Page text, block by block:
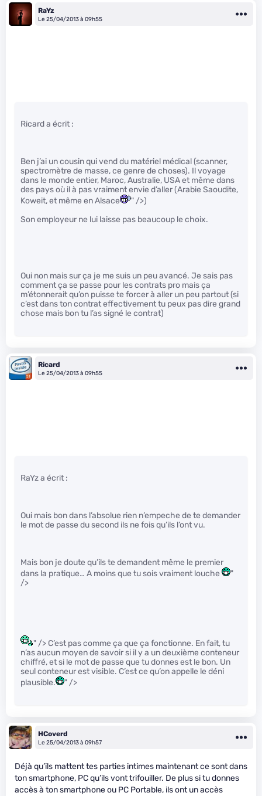
RaYz
Le 25/04/2013 à 09h55
Ricard a écrit :
Ben j’ai un cousin qui vend du matériel médical (scanner,
spectromètre de masse, ce genre de choses). Il voyage
dans le monde entier, Maroc, Australie, USA et même dans
des pays où il à pas vraiment envie d’aller (Arabie Saoudite,
Koweit, et même en Alsace
" />)
Son employeur ne lui laisse pas beaucoup le choix.
Oui non mais sur ça je me suis un peu avancé. Je sais pas
comment ça se passe pour les contrats pro mais ça
m’étonnerait qu’on puisse te forcer à aller un peu partout (si
c’est dans ton contrat effectivement tu peux pas dire grand
chose mais bon tu l’as signé le contrat)
Ricard
Le 25/04/2013 à 09h55
RaYz a écrit :
Oui mais bon dans l’absolue rien n’empeche de te demander
le mot de passe du second ils ne fois qu’ils l’ont vu.
Mais bon je doute qu’ils te demandent même le premier
dans la pratique… A moins que tu sois vraiment louche
"
/>
" /> C’est pas comme ça que ça fonctionne. En fait, tu
n’as aucun moyen de savoir si il y a un deuxième conteneur
chiffré, et si le mot de passe que tu donnes est le bon. Un
seul conteneur est visible. C’est ce qu’on appelle le déni
plausible.
" />
HCoverd
Le 25/04/2013 à 09h57
Déjà qu’ils mattent tes parties intimes maintenant ce sont dans
ton smartphone, PC qu’ils vont trifouiller. De plus si tu donnes
accès à ton smartphone ou PC Portable, ils ont un accès